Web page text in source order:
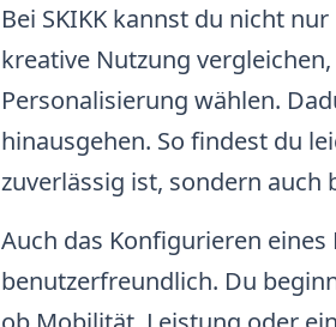
Bei SKIKK kannst du nicht
kreative Nutzung
Personalisierung wählen.
hinausgehen. So findest du
zuverlässig ist, sondern auch
Auch das Konfigurieren
benutzerfreundlich. Du